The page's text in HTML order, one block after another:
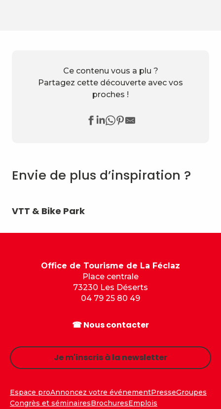
Ce contenu vous a plu ?
Partagez cette découverte avec vos
proches !
Envie de plus d’inspiration ?
VTT & Bike Park
Office de Tourisme de La Féclaz
Place centrale
73230 Les Déserts
04 79 25 80 49
☎ Nous contacter
Je m'inscris à la newsletter
Espace proAnnoncez votre événementPresseGroupes
Congrès et séminairesBrochuresEmplois